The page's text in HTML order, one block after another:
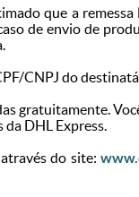
que a
de envio de
CNPJ do
gratuitamente.
da DHL Express.
do site: